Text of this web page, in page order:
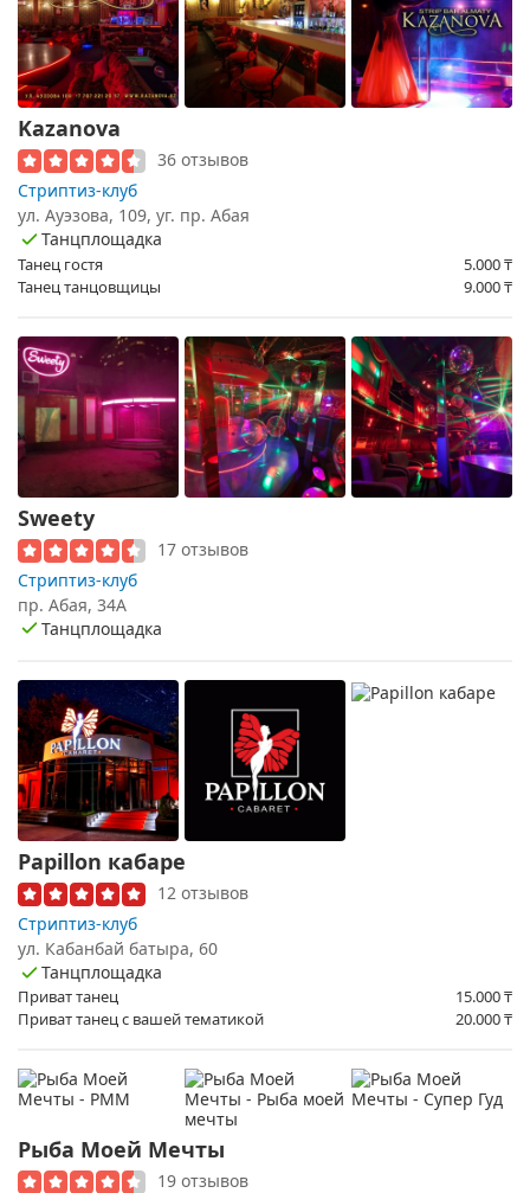
Kazanova
36 отзывов
Стриптиз-клуб
ул. Ауэзова, 109, уг. пр. Абая
Танцплощадка
Танец гостя 5.000₸
Танец танцовщицы
9.000₸
Sweety
17 отзывов
Стриптиз-клуб
пр. Абая, 34А
Танцплощадка
Papillon кабаре
12 отзывов
Стриптиз-клуб
ул. Кабанбай батыра, 60
Танцплощадка
Приват танец 15.000₸
Приват танец с вашей тематикой
20.000₸
Рыба Моей Мечты
19 отзывов